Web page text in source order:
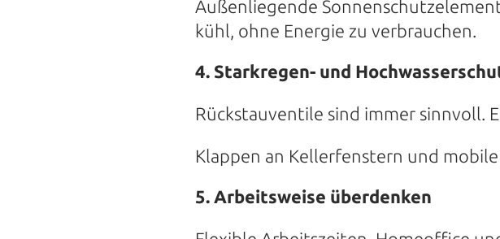
Außenliegende
kühl, ohne Energie zu verbrauchen.
4. Starkregen- und
Rückstauventile sind immer sinnvoll.
Klappen an Kellerfenstern und
5. Arbeitsweise überdenken